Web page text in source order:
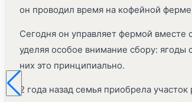
он проводил время на кофейной
Сегодня он управляет фермой
уделяя особое внимание сбору:
них это принципиально.
2 года назад семья приобрела